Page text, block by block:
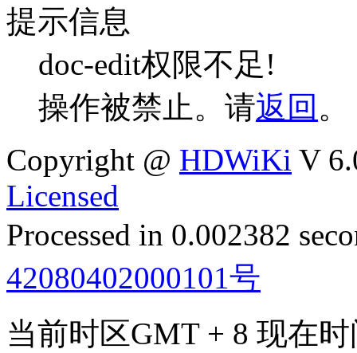
提示信息
doc-edit权限不足!
操作被禁止。请返回 。
Copyright @ HDWiKi V
Licensed
Processed in 0.002382
42080402000101号
当前时区GMT + 8 现在